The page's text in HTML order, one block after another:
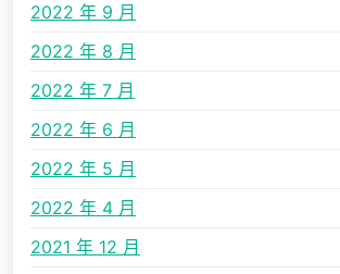
2022 年 9 月
2022 年 8 月
2022 年 7 月
2022 年 6 月
2022 年 5 月
2022 年 4 月
2021 年 12 月